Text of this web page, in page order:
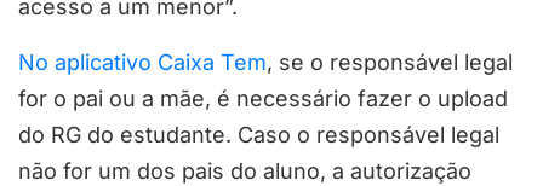
acesso a um menor”.
No aplicativo Caixa Tem, se o responsável legal
for o pai ou a mãe, é necessário fazer o upload
do RG do estudante. Caso o responsável legal
não for um dos pais do aluno, a autorização